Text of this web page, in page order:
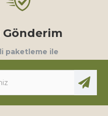
Gönderim
paketleme ile